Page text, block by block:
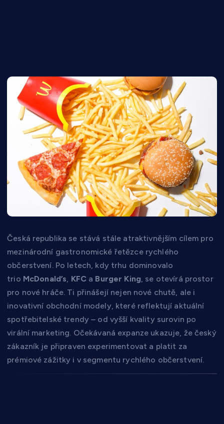
Česká republika se stává stále atraktivnějším cílem pro
mezinárodní gastronomické řetězce rychlého
občerstvení. Po letech, kdy trhu dominovalo
trio McDonald’s KFC a Burger King , se otevírá prostor
pro nové hráče. Ti přinášejí nejen nové chutě, ale i
inovativní obchodní modely, které reflektují aktuální
spotřebitelské trendy – od vyšší kvality surovin po
virální marketing. Očekávaná expanze ukazuje, že český
zákazník je připraven experimentovat a platit za
prémiové zážitky i v segmentu rychlého občerstvení.